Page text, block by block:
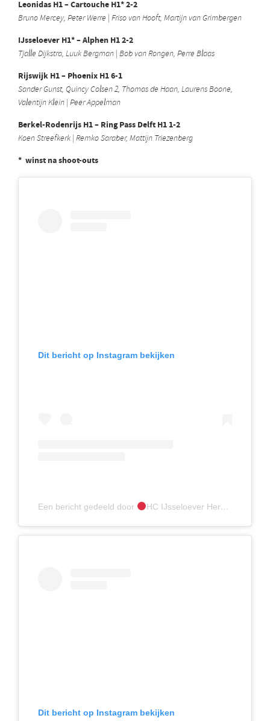
Leonidas H1 – Cartouche H1* 2-2
Bruno Mercey, Peter Werre | Friso van Hooft, Martijn van Grimbergen
IJsseloever H1* – Alphen H1 2-2
Tjalle Dijkstra, Luuk Bergman | Bob van Rongen, Perre Blaas
Rijswijk H1 – Phoenix H1 6-1
Sander Gunst, Quincy Colsen 2, Thomas de Haan, Laurens Boone,
Valentijn Klein | Peer Appelman
Berkel-Rodenrijs H1 – Ring Pass Delft H1 1-2
Koen Streefkerk | Remko Saraber, Mattijn Triezenberg
* winst na shoot-outs
Dit bericht op Instagram bekijken
Een bericht gedeeld door HC IJsseloever Heren 1
Dit bericht op Instagram bekijken